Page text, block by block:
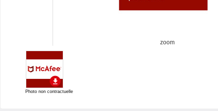
zoom
Photo non contractuelle